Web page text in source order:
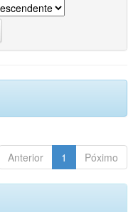
Anterior 1 Póximo